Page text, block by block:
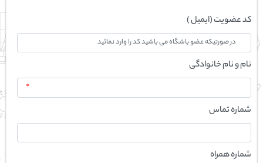
کد عضویت (ایمیل )
نام و نام خانوادگی
*
شماره تماس
شماره همراه